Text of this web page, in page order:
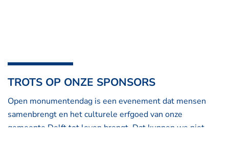
TROTS OP ONZE SPONSORS
Open monumentendag is een evenement dat mensen
samenbrengt en het culturele erfgoed van onze
gemeente Delft tot leven brengt. Dat kunnen we niet